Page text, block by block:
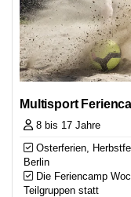
Multisport
8 bis 17 Jahre
Osterferien,
Berlin
Die Feriencamp
Teilgruppen statt